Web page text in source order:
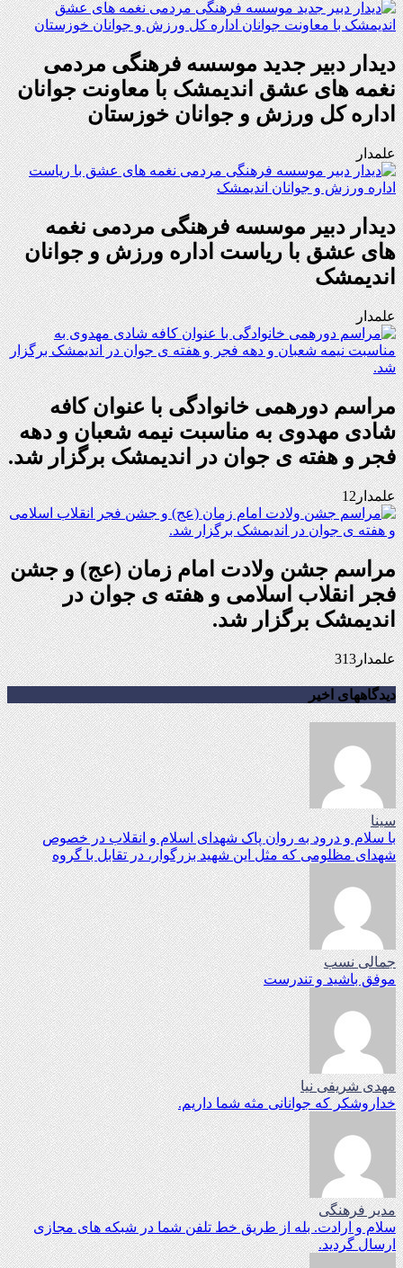
دیدار دبیر جدید موسسه فرهنگی مردمی
نغمه های عشق اندیمشک با معاونت جوانان
اداره کل ورزش و جوانان خوزستان
علمدار
دیدار دبیر موسسه فرهنگی مردمی نغمه
های عشق با ریاست اداره ورزش و جوانان
اندیمشک
علمدار
مراسم دورهمی خانوادگی با عنوان کافه
شادی مهدوی به مناسبت نیمه شعبان و دهه
فجر و هفته ی جوان در اندیمشک برگزار شد.
علمدار12
مراسم جشن ولادت امام زمان (عج) و جشن
فجر انقلاب اسلامی و هفته ی جوان در
اندیمشک برگزار شد.
علمدار313
دیدگاههای اخیر
سینا
با سلام و درود به روان پاک شهدای اسلام و انقلاب در خصوص
شهدای مظلومی که مثل این شهید بزرگوار، در تقابل با گروه
جمالی نسب
موفق باشید و تندرست
مهدی شریفی نیا
خداروشکر که جوانانی مثه شما داریم.
مدیر فرهنگی
سلام و ارادت. بله از طریق خط تلفن شما در شبکه های مجازی
ارسال گردید.